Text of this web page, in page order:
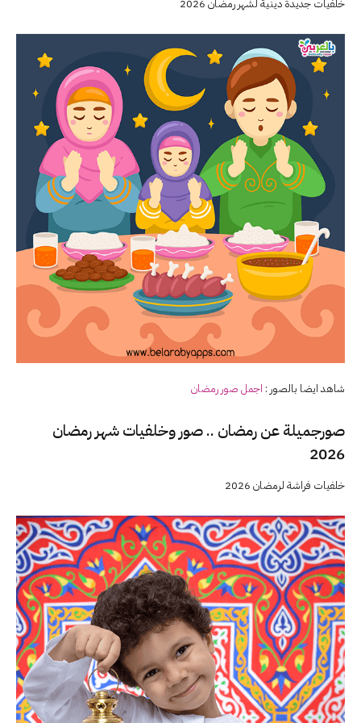
خلفيات جديدة دينية لشهر رمضان 2026
شاهد ايضا بالصور : اجمل صور رمضان
صورجميلة عن رمضان .. صور وخلفيات شهر رمضان
2026
خلفيات فراشة لرمضان 2026